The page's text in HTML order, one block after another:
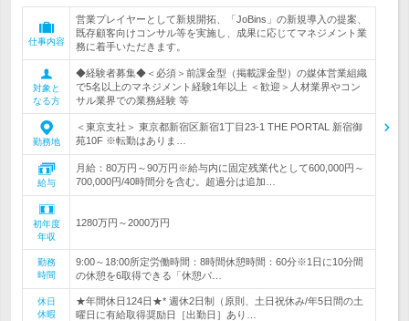
仕事内容
営業プレイヤーとして新規開拓、「JoBins」の新規導入の提案、
既存顧客向けコンサル等を実施し、成果に応じてマネジメント業
務に着手いただきます。
対象と
なる方
◆経験者募集◆＜必須＞前課金型（掲載課金型）の媒体営業組織
で5名以上のマネジメント経験1年以上 ＜歓迎＞人材業界やコン
サル業界での業務経験 等
勤務地
＜東京支社＞ 東京都新宿区新宿1丁目23-1 THE PORTAL 新宿御
苑10F ※転勤はありま…
給与
月給：80万円～90万円※給与内に固定残業代として600,000円～
700,000円/40時間分を含む。超過分は追加…
初年度
年収
1280万円～2000万円
勤務
時間
9:00～18:00所定労働時間：8時間休憩時間：60分※1日に10分間
の休憩を6取得できる「休憩パ…
休日
休暇
★年間休日124日★* 週休2日制（原則、土日祝休み/年5日間の土
曜日に有給取得奨励日［出勤日］あり…